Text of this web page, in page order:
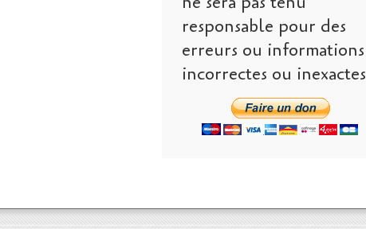
responsable pour des
erreurs ou informations
incorrectes ou inexactes